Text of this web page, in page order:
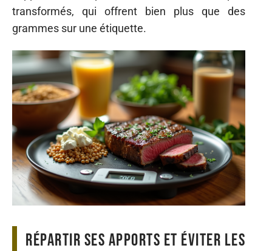
transformés, qui offrent bien plus que des
grammes sur une étiquette.
Répartir ses apports et éviter les